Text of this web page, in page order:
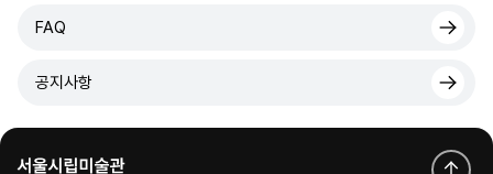
FAQ
공지사항